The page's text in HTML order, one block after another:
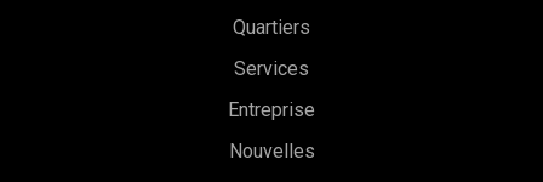
Quartiers
Services
Entreprise
Nouvelles